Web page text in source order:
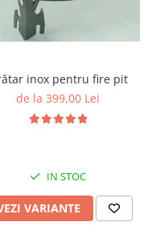
inox pentru fire pit
de la 399,00 Lei
IN STOC
VARIANTE